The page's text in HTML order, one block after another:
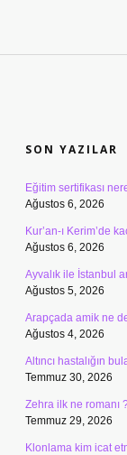
SON YAZILAR
Eğitim sertifikası
Ağustos 6, 2026
Kur’an-ı Kerim’de
Ağustos 6, 2026
Ayvalık ile İstanbul
Ağustos 5, 2026
Arapçada amik ne
Ağustos 4, 2026
Altıncı hastalığın
Temmuz 30, 2026
Zehra ilk ne romanı
Temmuz 29, 2026
Klonlama kim icat